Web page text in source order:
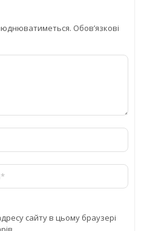
Обов’язкові
сайту в цьому браузері